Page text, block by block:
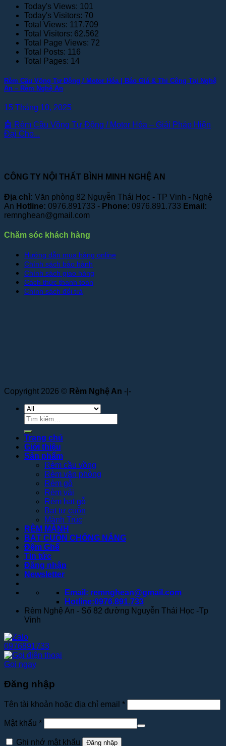
Today's Views: 101
Today's Visitors: 70
Total Views: 117.709
Total Visitors: 62.562
Total Page Views: 72
Total Posts: 116
Total Pages: 14
Rèm Cầu Vồng Tự Động / Motor Hóa | Báo Giá & Thi Công Tại Nghệ
An – Rèm Nghệ An
15 Tháng 10, 2025
🤖 Rèm Cầu Vồng Tự Động / Motor Hóa – Giải Pháp Hiện
Đại Cho...
CÔNG TY NỘI THẤT BÌNH MINH NGHỆ AN
Địa chỉ: Văn phòng 82 Nguyễn Thái Học - TP Vinh - Nghệ
An Hotline: 0976.891733 - Phone: 0976.891.733 Email:
remnghean@gmail.com
Chăm sóc khách hàng
Hướng dẫn mua hàng online
Chính sách bảo hành
Chính sách giao hàng
Cách thức thanh toán
Chính sách đổi trả
Copyright 2026 © Rèm Nghệ An -|-
Tìm
kiếm:
Trang chủ
Giới thiệu
Sản phẩm
Rèm cầu vồng
Rèm văn phòng
Rèm gỗ
Rèm vải
Rèm hạt gỗ
Bạt tự cuốn
Mành Trúc
RÈM MÀNH
BẠT CUỐN CHỐNG NẮNG
Đệm Ghế
Tin tức
Đăng nhập
Newsletter
Email: remnghean@gmail.com
Hotline:0976.891.733
Rèm Nghệ An - Số 82 đường Nguyễn Thái Học -Tp
Vinh
0976891733
Gọi ngay
Đăng nhập
Tên tài khoản hoặc địa chỉ email *
Mật khẩu *
Ghi nhớ mật khẩu Đăng nhập